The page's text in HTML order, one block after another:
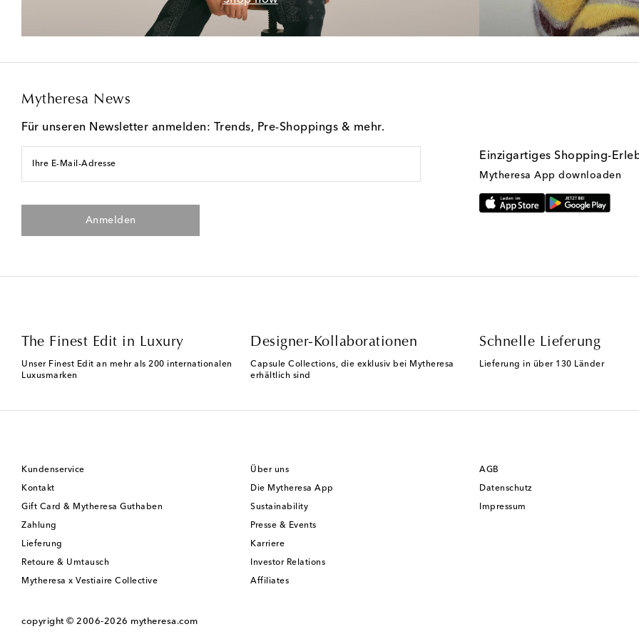
Mytheresa News
Für unseren Newsletter anmelden: Trends, Pre-Shoppings & mehr.
Ihre E-Mail-Adresse
Anmelden
Einzigartiges Shopping-
Mytheresa App downloaden
The Finest Edit in Luxury
Unser Finest Edit an mehr als 200 internationalen
Luxusmarken
Designer-Kollaborationen
Capsule Collections, die exklusiv bei Mytheresa
erhältlich sind
Schnelle Lieferung
Lieferung in über 130 Länder
Kundenservice
Kontakt
Gift Card & Mytheresa Guthaben
Zahlung
Lieferung
Retoure & Umtausch
Mytheresa x Vestiaire Collective
Über uns
Die Mytheresa App
Sustainability
Presse & Events
Karriere
Investor Relations
Affiliates
AGB
Datenschutz
Impressum
copyright © 2006-2026 mytheresa.com